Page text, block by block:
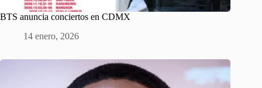
BTS anuncia conciertos en CDMX
14 enero, 2026